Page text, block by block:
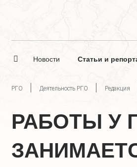
Новости Статьи и
РГО Деятельность РГО Редакция
РАБОТЫ У